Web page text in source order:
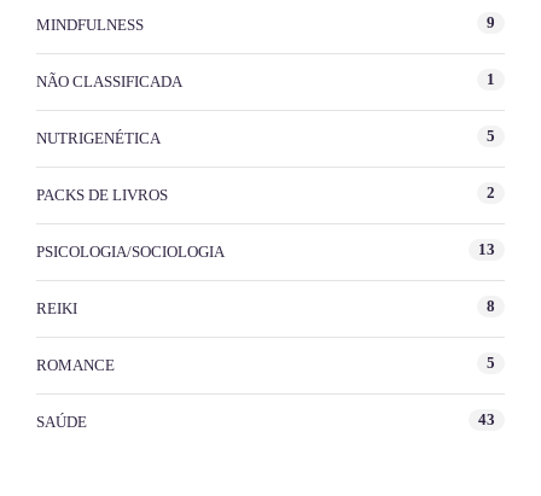
MINDFULNESS 9
NÃO CLASSIFICADA 1
NUTRIGENÉTICA 5
PACKS DE LIVROS 2
PSICOLOGIA/SOCIOLOGIA 13
REIKI 8
ROMANCE 5
SAÚDE 43